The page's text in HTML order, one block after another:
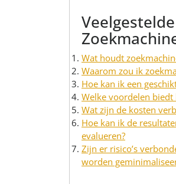
Wat houdt
Waarom zou ik
Hoe kan ik een
Welke voordelen
Wat zijn de kosten
Hoe kan ik de
evalueren?
Zijn er risico’s
worden